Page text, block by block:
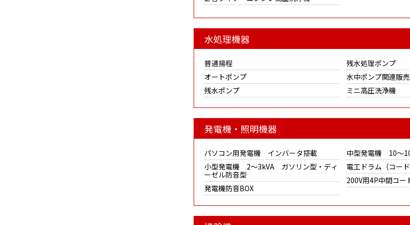
水処理機器
普通揚程
オートポンプ
残水ポンプ
残水処理ポンプ
水中ポンプ関連販
ミニ高圧洗浄機
発電機・照明機器
パソコン用発電機 インバータ搭載
小型発電機 2～3kVA ガソリン型・ディ
ーゼル防音型
発電機防音BOX
中型発電機 10～
電工ドラム（コード
200V用4P中間コー